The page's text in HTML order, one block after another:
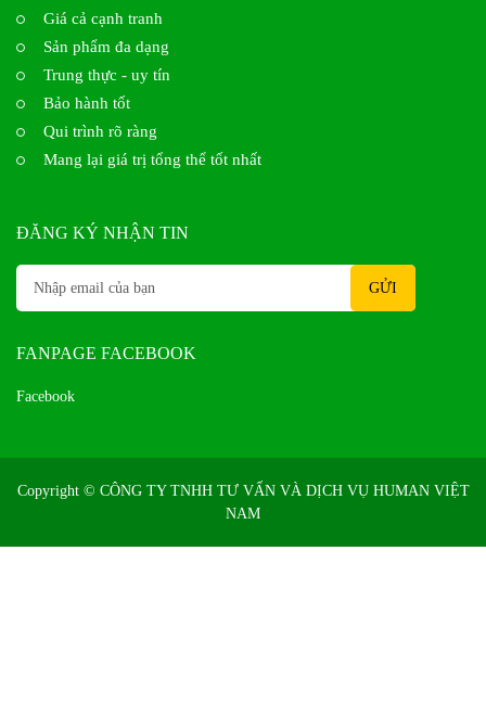
Giá cả cạnh tranh
Sản phẩm đa dạng
Trung thực - uy tín
Bảo hành tốt
Qui trình rõ ràng
Mang lại giá trị tổng thể tốt nhất
ĐĂNG KÝ NHẬN TIN
FANPAGE FACEBOOK
Facebook
Copyright © CÔNG TY TNHH TƯ VẤN VÀ DỊCH VỤ HUMAN VIỆT
NAM